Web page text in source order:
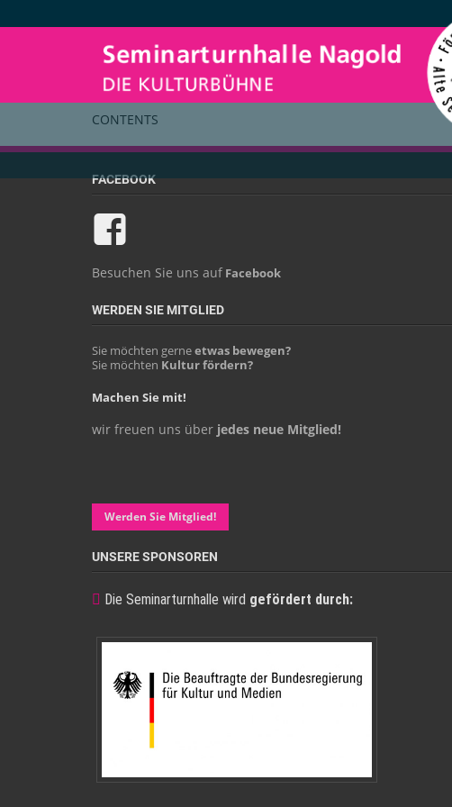
SCHLAGWORTE
CONTENTS
FACEBOOK
Besuchen Sie uns auf Facebook
WERDEN SIE MITGLIED
Sie möchten gerneetwas bewegen?
Sie möchten Kultur fördern?
Machen Sie mit!
wir freuen uns über jedes neue Mitglied!
Werden Sie Mitglied!
UNSERE SPONSOREN
Die Seminarturnhalle wird gefördert durch: